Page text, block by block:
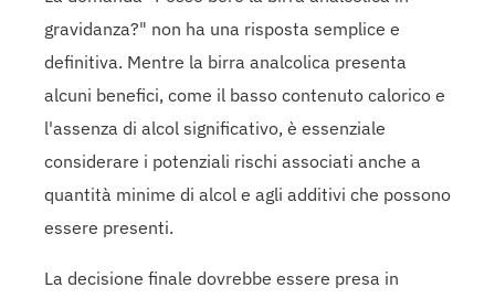
gravidanza?" non ha una risposta semplice e
definitiva. Mentre la birra analcolica presenta
alcuni benefici, come il basso contenuto calorico e
l'assenza di alcol significativo, è essenziale
considerare i potenziali rischi associati anche a
quantità minime di alcol e agli additivi che possono
essere presenti.
La decisione finale dovrebbe essere presa in